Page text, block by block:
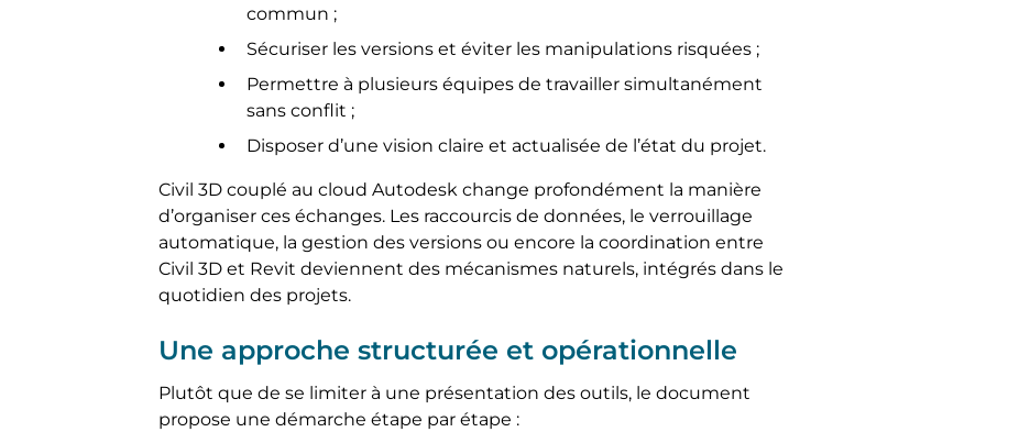
commun ;
Sécuriser les versions et éviter les manipulations risquées ;
Permettre à plusieurs équipes de travailler simultanément
sans conflit ;
Disposer d’une vision claire et actualisée de l’état du projet.
Civil 3D couplé au cloud Autodesk change profondément la manière
d’organiser ces échanges. Les raccourcis de données, le verrouillage
automatique, la gestion des versions ou encore la coordination entre
Civil 3D et Revit deviennent des mécanismes naturels, intégrés dans le
quotidien des projets.
Une approche structurée et opérationnelle
Plutôt que de se limiter à une présentation des outils, le document
propose une démarche étape par étape :